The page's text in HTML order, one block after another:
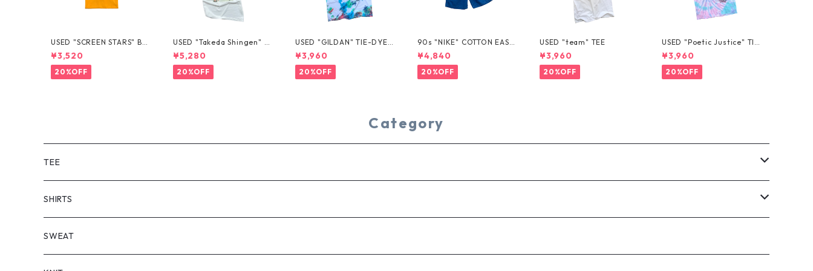
USED "SCREEN STARS" BL
ANK TEE
¥3,520
20%OFF
USED "Takeda Shingen" T
EE
¥5,280
20%OFF
USED "GILDAN" TIE-DYE T
EE
¥3,960
20%OFF
90s "NIKE" COTTON EASY
SHORTS
¥4,840
20%OFF
USED "team" TEE
¥3,960
20%OFF
USED "Poetic Justice" TIE
-DYE TEE
¥3,960
20%OFF
Category
TEE
SHORT SLEEVE
LONG SLEEVE
SHIRTS
SHORT SLEEVE
SWEAT